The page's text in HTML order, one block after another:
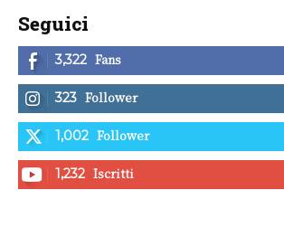
Seguici
3,322 Fans
323 Follower
1,002 Follower
1,232 Iscritti